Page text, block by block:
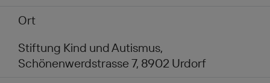
Ort
Stiftung Kind und Autismus,
Schönenwerdstrasse 7, 8902 Urdorf